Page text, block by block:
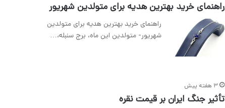
راهنمای خرید بهترین هدیه برای متولدین شهریور
راهنمای خرید بهترین هدیه برای متولدین
شهریور- متولدین این ماه، برج سنبله،…
3 هفته پیش
تأثیر جنگ ایران بر قیمت نقره